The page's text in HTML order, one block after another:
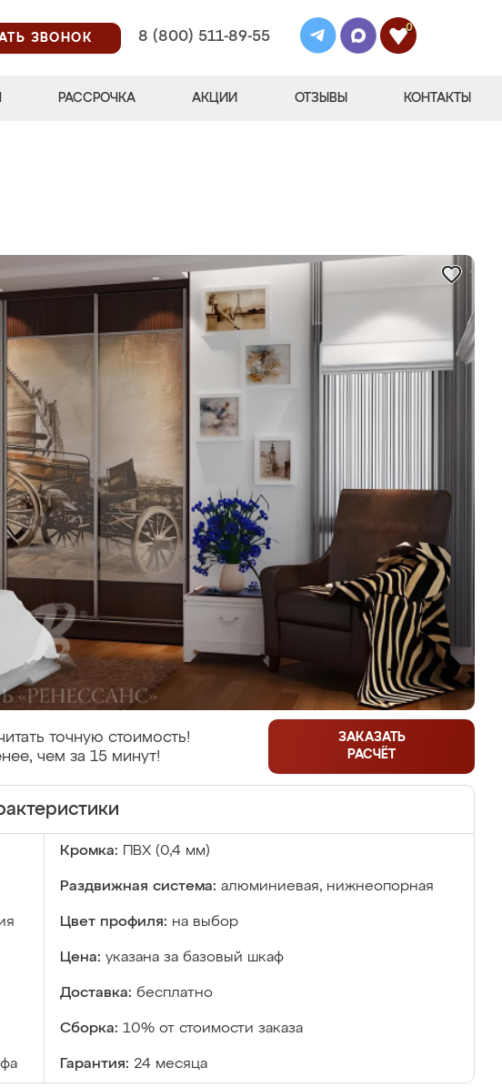
ЗВОНОК
8 (800) 511-89-55
0
РАССРОЧКА АКЦИИ ОТЗЫВЫ КОНТАКТЫ
точную стоимость!
чем за 15 минут!
ЗАКАЗАТЬ
РАСЧЁТ
Кромка: ПВХ (0,4 мм)
Раздвижная система: алюминиевая, нижнеопорная
Цвет профиля: на выбор
Цена: указана за базовый шкаф
Доставка: бесплатно
Сборка: 10% от стоимости заказа
Гарантия: 24 месяца